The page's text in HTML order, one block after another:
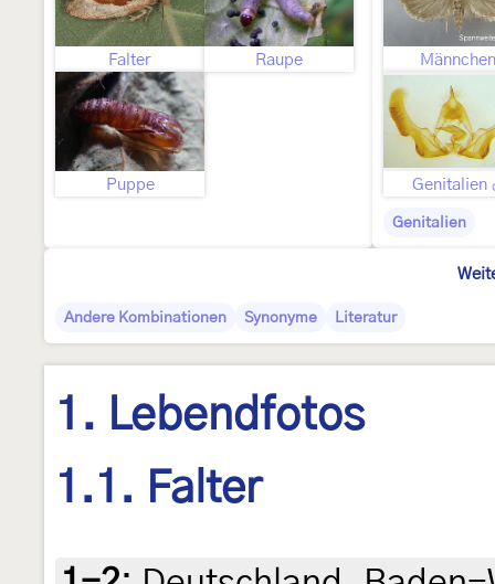
Falter Raupe
Puppe
Männchen
Genitalien
Genitalien
Andere Kombinationen Synonyme Literatur
1. Lebendfotos
1.1. Falter